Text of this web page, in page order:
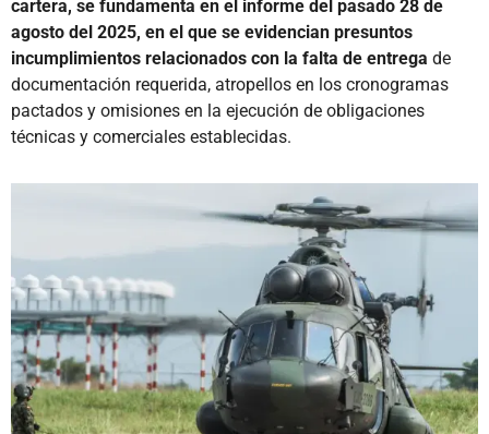
cartera, se fundamenta en el informe del pasado 28 de
agosto del 2025, en el que se evidencian presuntos
incumplimientos relacionados con la falta de entrega de
documentación requerida, atropellos en los cronogramas
pactados y omisiones en la ejecución de obligaciones
técnicas y comerciales establecidas.